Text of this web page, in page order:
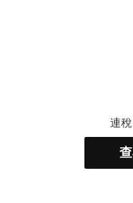
連稅